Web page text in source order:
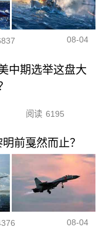
08-04
中期选举这盘大
阅读 6195
前戛然而止？
08-04